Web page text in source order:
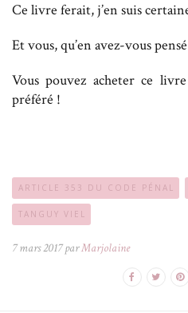
Ce livre ferait, j’en suis
Et vous, qu’en avez-vous
Vous pouvez acheter ce livre
préféré !
ARTICLE 353 DU CODE PÉNAL
TANGUY VIEL
7 mars 2017 parMarjolaine